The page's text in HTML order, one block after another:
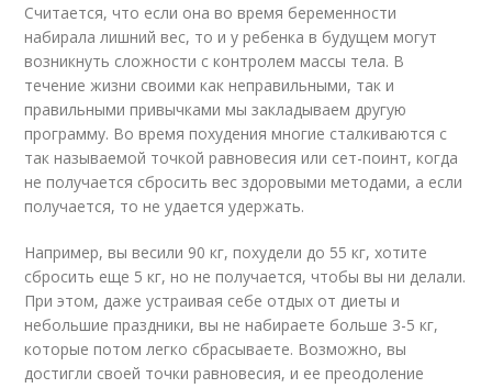
Считается, что если она во время беременности
набирала лишний вес, то и у ребенка в будущем могут
возникнуть сложности с контролем массы тела. В
течение жизни своими как неправильными, так и
правильными привычками мы закладываем другую
программу. Во время похудения многие сталкиваются с
так называемой точкой равновесия или сет-поинт, когда
не получается сбросить вес здоровыми методами, а если
получается, то не удается удержать.
Например, вы весили 90 кг, похудели до 55 кг, хотите
сбросить еще 5 кг, но не получается, чтобы вы ни делали.
При этом, даже устраивая себе отдых от диеты и
небольшие праздники, вы не набираете больше 3-5 кг,
которые потом легко сбрасываете. Возможно, вы
достигли своей точки равновесия, и ее преодоление